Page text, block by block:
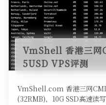
VmShell 香港三网
5USD VPS评测
VmShell.com 香港三网
(32RMB)，10G SSD高速读